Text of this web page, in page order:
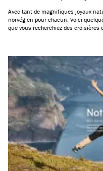
Avec tant de magnifiques joyaux
norvégien pour chacun. Voici
que vous recherchiez des